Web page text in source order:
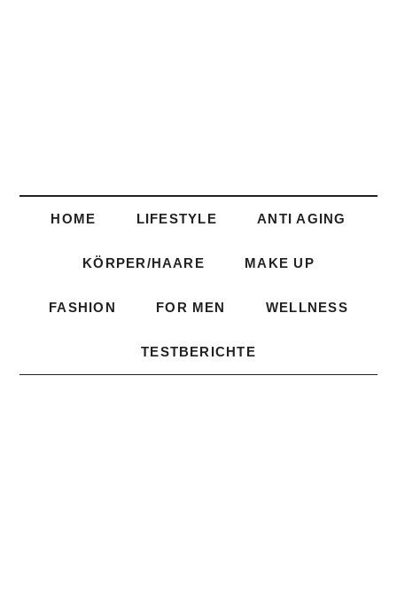
HOME LIFESTYLE ANTI AGING
KÖRPER/HAARE MAKE UP
FASHION FOR MEN WELLNESS
TESTBERICHTE